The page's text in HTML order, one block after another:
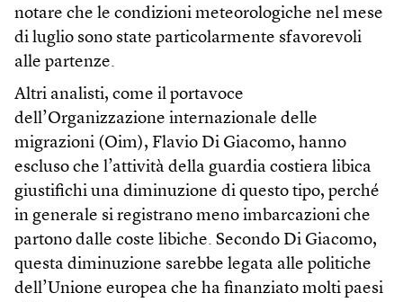
notare che le condizioni meteorologiche nel mese
di luglio sono state particolarmente sfavorevoli
alle partenze.
Altri analisti, come il portavoce
dell’Organizzazione internazionale delle
migrazioni (Oim), Flavio Di Giacomo, hanno
escluso che l’attività della guardia costiera libica
giustifichi una diminuzione di questo tipo, perché
in generale si registrano meno imbarcazioni che
partono dalle coste libiche. Secondo Di Giacomo,
questa diminuzione sarebbe legata alle politiche
dell’Unione europea che ha finanziato molti paesi